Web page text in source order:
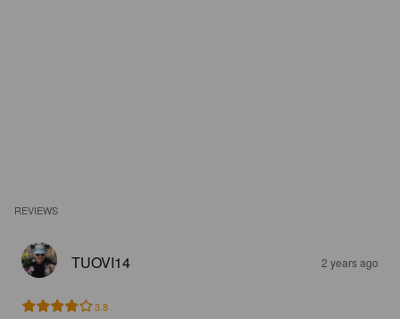
REVIEWS
TUOVI14 2 years ago
3.8